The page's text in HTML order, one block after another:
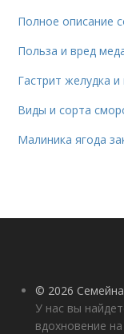
Полное описание
Польза и вред
Гастрит желудка
Виды и сорта
Малиника ягода
© 2026
У нас вы
вдохновение